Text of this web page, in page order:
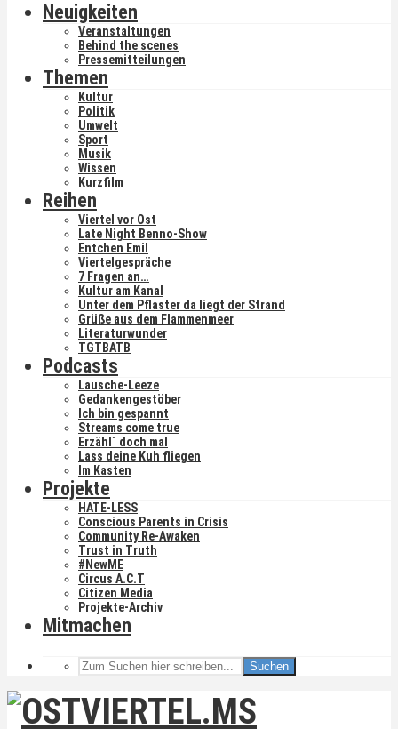
Neuigkeiten
Veranstaltungen
Behind the scenes
Pressemitteilungen
Themen
Kultur
Politik
Umwelt
Sport
Musik
Wissen
Kurzfilm
Reihen
Viertel vor Ost
Late Night Benno-Show
Entchen Emil
Viertelgespräche
7 Fragen an…
Kultur am Kanal
Unter dem Pflaster da liegt der Strand
Grüße aus dem Flammenmeer
Literaturwunder
TGTBATB
Podcasts
Lausche-Leeze
Gedankengestöber
Ich bin gespannt
Streams come true
Erzähl´ doch mal
Lass deine Kuh fliegen
Im Kasten
Projekte
HATE-LESS
Conscious Parents in Crisis
Community Re-Awaken
Trust in Truth
#NewME
Circus A.C.T
Citizen Media
Projekte-Archiv
Mitmachen
Suchen